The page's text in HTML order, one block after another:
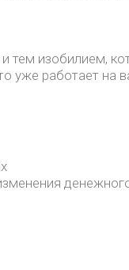
тем изобилием,
уже работает на